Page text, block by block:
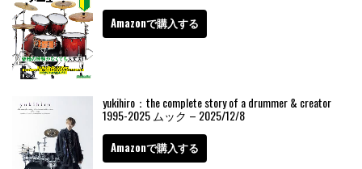
Amazonで購入する
yukihiro：the complete story of a drummer & creator
1995-2025 ムック – 2025/12/8
Amazonで購入する